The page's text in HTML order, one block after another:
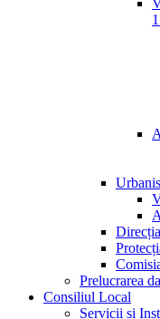
Prelucrarea
Consiliul Local
Servicii si